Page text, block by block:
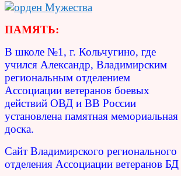
ПАМЯТЬ:
В школе №1, г. Кольчугино, где
учился Александр, Владимирским
региональным отделением
Ассоциации ветеранов боевых
действий ОВД и ВВ России
установлена памятная мемориальная
доска.
Сайт Владимирского регионального
отделения Ассоциации ветеранов БД